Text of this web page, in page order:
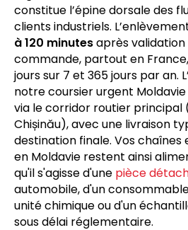
Notre modèle opérationnel
départ de France et maillage
en Moldavie dans des délais
urgent de marchandises
constitue l’épine dorsale des
clients industriels.
à 120 minutes après
commande, partout en
jours sur 7 et 365 jours par an.
notre coursier urgent
via le corridor routier principal
Chișinău), avec une livraison
destination finale. Vos chaînes
en Moldavie restent ainsi